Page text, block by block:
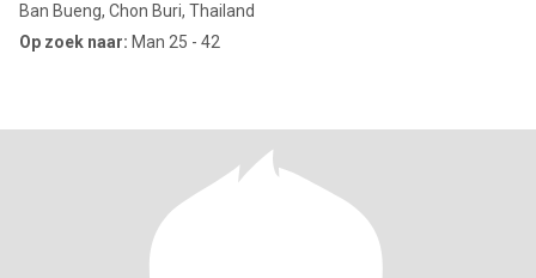
Ban Bueng, Chon Buri, Thailand
Op zoek naar: Man 25 - 42